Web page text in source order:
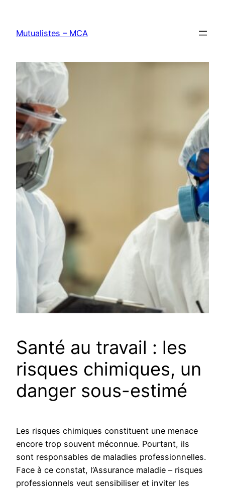
contenu
Mutualistes – MCA
Santé au travail : les
risques chimiques, un
danger sous-estimé
Les risques chimiques constituent une menace
encore trop souvent méconnue. Pourtant, ils
sont responsables de maladies professionnelles.
Face à ce constat, l’Assurance maladie – risques
professionnels veut sensibiliser et inviter les